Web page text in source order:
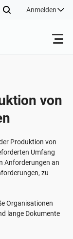
Anmelden
von
Produktion von
Umfang
Anforderungen an
zu
Organisationen
lange Dokumente